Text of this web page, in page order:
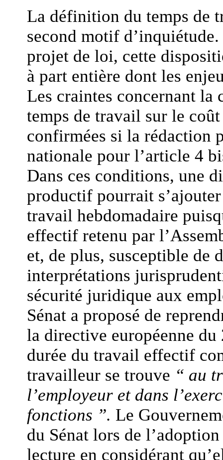
La définition du temps de
second motif
projet de loi, cette
à part entière dont les
Les craintes concernant la
temps de travail sur le
confirmées si la rédaction
nationale pour l’article 4
Dans ces conditions, une
productif pourrait
travail hebdomadaire
effectif retenu par
et, de plus, susceptible de
interprétations
sécurité juridique aux
Sénat a proposé de
la directive européenne
durée du travail effectif
travailleur se trouve “ au
l’employeur et dans
fonctions ”. Le
du Sénat lors de
lecture en considérant